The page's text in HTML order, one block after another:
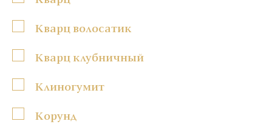
Кварц волосатик
Кварц клубничный
Клиногумит
Корунд